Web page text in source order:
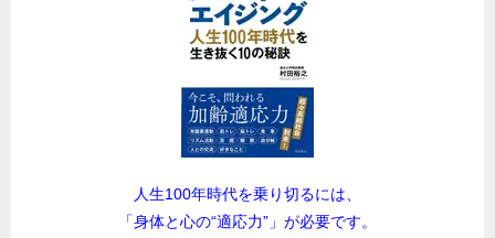
人生100年時代を乗り切るには、
「身体と心の“適応力”」が必要です。